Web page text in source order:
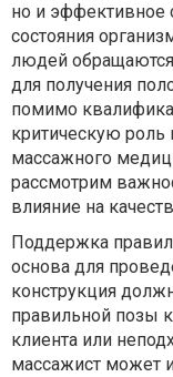
но и эффективное
состояния
людей
для получения
помимо
критическую роль
массажного
рассмотрим
влияние на
Поддержка
основа для
конструкция
правильной позы
клиента или
массажист может